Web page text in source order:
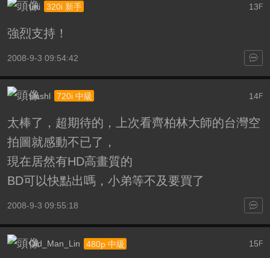
13 F
uni 320i 新手
強烈支持！
2008-9-3 09:54:42
14F
slashl 720i 中級
太棒了，超期待的，上次看齊柏林大師的台灣空
拍圖就感動不已了，
現在居然有HD高畫質的
BD可以快點出嗎，小弟等不及要買了
2008-9-3 09:55:18
15 F
Old_Man_Lin 480p 中級